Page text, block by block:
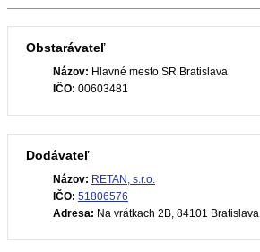
Obstarávateľ
Názov: Hlavné mesto SR Bratislava
IČO: 00603481
Dodávateľ
Názov: RETAN, s.r.o.
IČO: 51806576
Adresa: Na vrátkach 2B, 84101 Bratislava